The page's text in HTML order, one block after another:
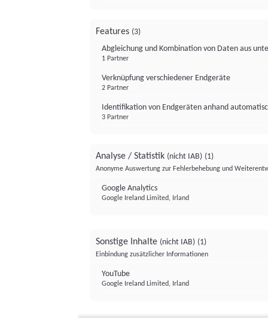
Features (3)
Abgleichung und Kombination von Daten aus
1 Partner
Verknüpfung verschiedener Endgeräte
2 Partner
Identifikation von Endgeräten anhand
3 Partner
Analyse / Statistik (nicht IAB) (1)
Anonyme Auswertung zur Fehlerbehebung und
Google Analytics
Google Ireland Limited, Irland
Sonstige Inhalte (nicht IAB) (1)
Einbindung zusätzlicher Informationen
YouTube
Google Ireland Limited, Irland